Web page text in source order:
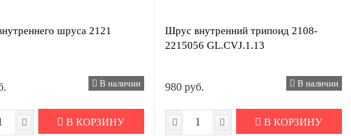
шруса 2121
В наличии
В КОРЗИНУ
Шрус внутренний трипоид 2108-
2215056 GL.CVJ.1.13
980 руб. В наличии
В КОРЗИНУ